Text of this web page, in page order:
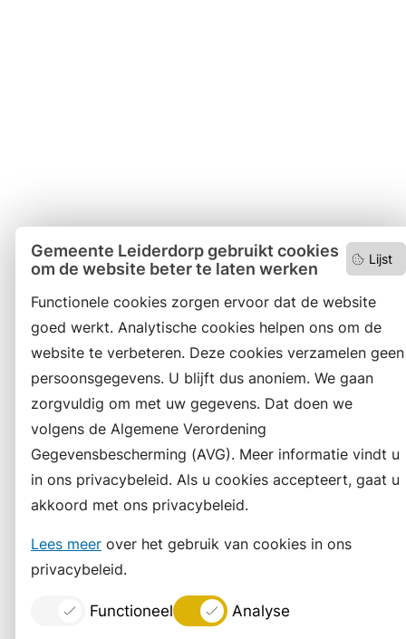
Lijst
Gemeente Leiderdorp gebruikt cookies
om de website beter te laten werken
Functionele cookies zorgen ervoor dat de website
goed werkt. Analytische cookies helpen ons om de
website te verbeteren. Deze cookies verzamelen geen
persoonsgegevens. U blijft dus anoniem. We gaan
zorgvuldig om met uw gegevens. Dat doen we
volgens de Algemene Verordening
Gegevensbescherming (AVG). Meer informatie vindt u
in ons privacybeleid. Als u cookies accepteert, gaat u
akkoord met ons privacybeleid.
Lees meer over het gebruik van cookies in ons
privacybeleid.
Functioneel Analyse